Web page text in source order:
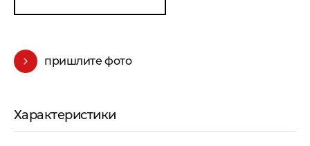
пришлите фото
Характеристики